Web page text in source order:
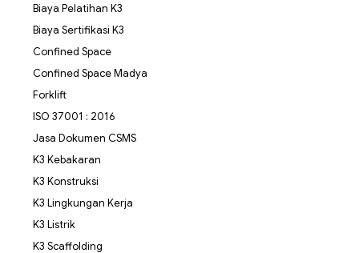
Biaya Pelatihan K3
Biaya Sertifikasi K3
Confined Space
Confined Space Madya
Forklift
ISO 37001 : 2016
Jasa Dokumen CSMS
K3 Kebakaran
K3 Konstruksi
K3 Lingkungan Kerja
K3 Listrik
K3 Scaffolding